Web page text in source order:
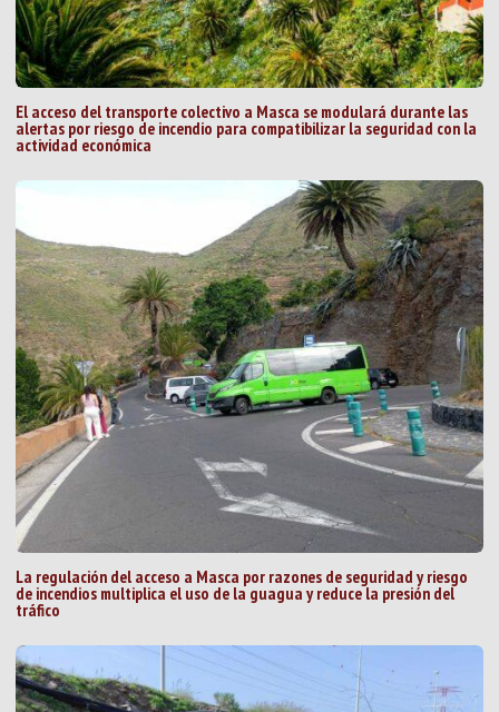
El acceso del transporte colectivo a Masca se modulará durante las
alertas por riesgo de incendio para compatibilizar la seguridad con la
actividad económica
La regulación del acceso a Masca por razones de seguridad y riesgo
de incendios multiplica el uso de la guagua y reduce la presión del
tráfico